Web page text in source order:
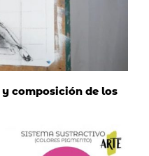
composición de los